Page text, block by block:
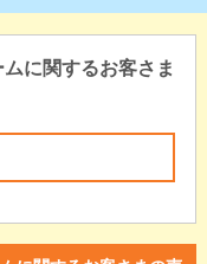
に関するお客さま